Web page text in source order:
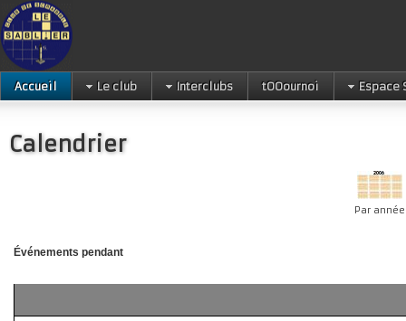
Accueil Le club Interclubs tOOournoi Espace
Calendrier
Par année
Événements pendant